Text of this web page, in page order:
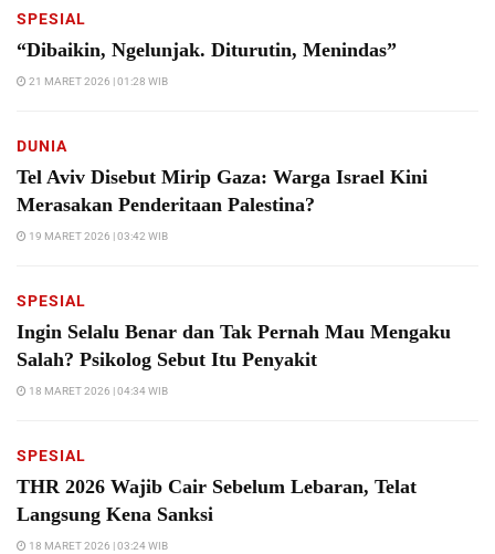
SPESIAL
“Dibaikin, Ngelunjak. Diturutin, Menindas”
21 MARET 2026 | 01:28 WIB
DUNIA
Tel Aviv Disebut Mirip Gaza: Warga Israel Kini
Merasakan Penderitaan Palestina?
19 MARET 2026 | 03:42 WIB
SPESIAL
Ingin Selalu Benar dan Tak Pernah Mau Mengaku
Salah? Psikolog Sebut Itu Penyakit
18 MARET 2026 | 04:34 WIB
SPESIAL
THR 2026 Wajib Cair Sebelum Lebaran, Telat
Langsung Kena Sanksi
18 MARET 2026 | 03:24 WIB